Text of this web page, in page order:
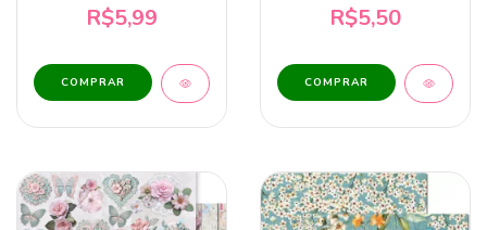
1277
R$5,99 R$5,50